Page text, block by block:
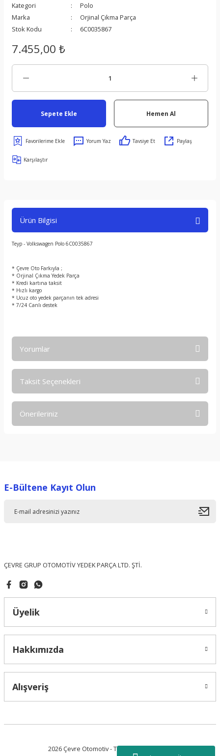
Kategori
Polo
Marka
Orjinal Çıkma Parça
Stok Kodu
6C0035867
7.455,00 ₺
Sepete Ekle Hemen Al
Yorum Yaz Tavsiye Et Paylaş
Karşılaştır
Ürün Bilgisi
Teyp - Volkswagen Polo 6C0035867
* Çevre Oto Farkıyla ;
* Orjinal Çıkma Yedek Parça
* Kredi kartına taksit
* Hızlı kargo
* Ucuz oto yedek parçanın tek adresi
* 7/24 Canlı destek
Yorumlar
Taksit Seçenekleri
Önerileriniz
Ürün resmi kalitesiz, bozuk veya görüntülenemiyor.
E-Bültene Kayıt Olun
ÇEVRE GRUP OTOMOTİV YEDEK PARÇA LTD. ŞTİ.
Üyelik
Hakkımızda
Alışveriş
2026 Çevre Otomotiv - Tüm Hakları Saklıdır.